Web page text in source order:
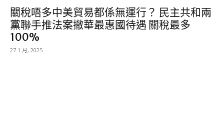
關稅唔多中美貿易都係無運行？ 民主共和兩
黨聯手推法案撤華最惠國待遇 關稅最多
100%
27 1 月, 2025